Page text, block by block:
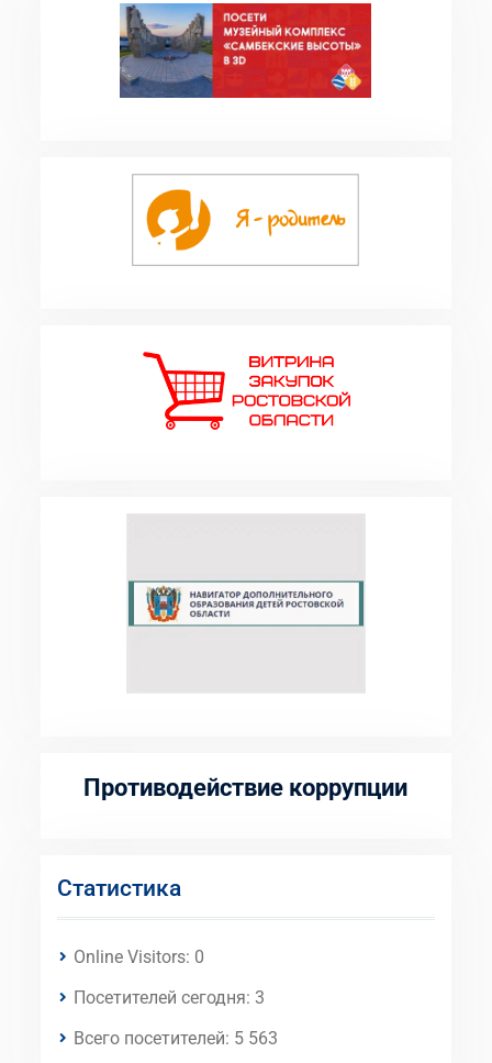
Противодействие коррупции
Статистика
Online Visitors: 0
Посетителей сегодня: 3
Всего посетителей: 5 563